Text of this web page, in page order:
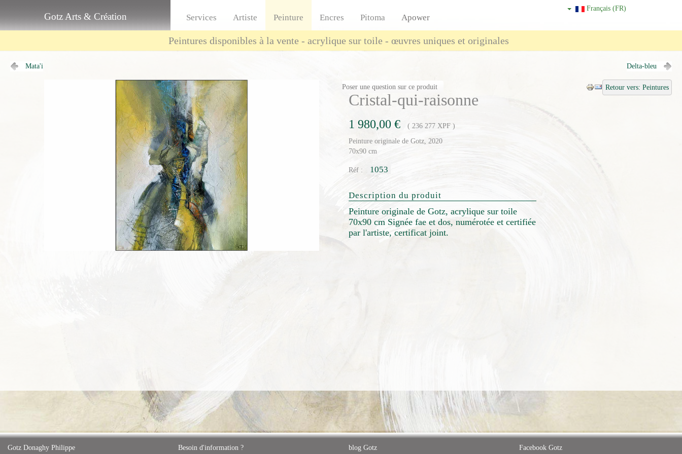
Gotz Arts & Création Services Artiste Peinture Encres Pitoma Apower
Français (FR)
Peintures disponibles à la vente - acrylique sur toile - œuvres uniques et originales
Mata'i Delta-bleu
Retour vers: Peintures
Cristal-qui-raisonne
1 980,00 €
( 236 277 XPF )
Peinture originale de Gotz, 2020
70x90 cm
Réf : 1053
Description du produit
Peinture originale de Gotz, acrylique sur toile
70x90 cm Signée fae et dos, numérotée et certifiée
par l'artiste, certificat joint.
Poser une question sur ce produit
Gotz Donaghy Philippe Besoin d'information ? blog Gotz Facebook Gotz